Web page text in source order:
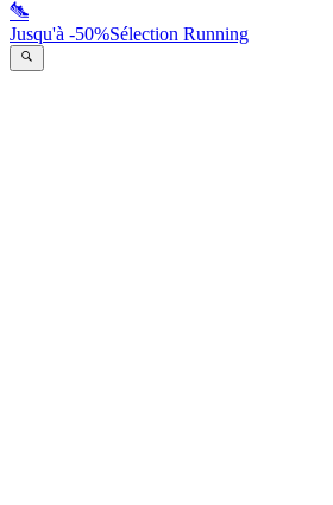
Jusqu'à -50%Sélection Running